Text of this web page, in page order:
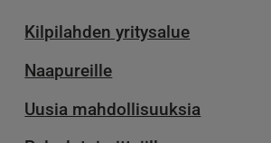
Kilpilahden yritysalue
Naapureille
Uusia mahdollisuuksia